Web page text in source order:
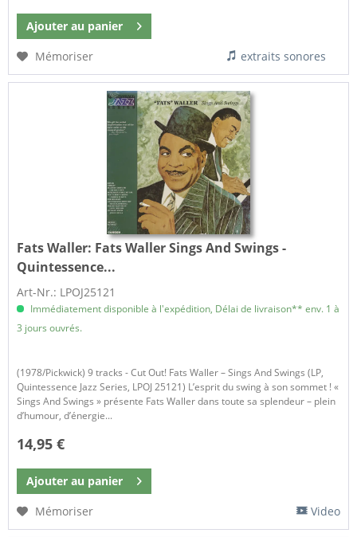
Ajouter au panier
Mémoriser
extraits sonores
Fats Waller: Fats Waller Sings And Swings -
Quintessence...
Art-Nr.: LPOJ25121
Immédiatement disponible à l'expédition, Délai de livraison** env. 1 à
3 jours ouvrés.
(1978/Pickwick) 9 tracks - Cut Out! Fats Waller – Sings And Swings (LP,
Quintessence Jazz Series, LPOJ 25121) L’esprit du swing à son sommet ! «
Sings And Swings » présente Fats Waller dans toute sa splendeur – plein
d’humour, d’énergie...
14,95 €
Ajouter au panier
Mémoriser
Video